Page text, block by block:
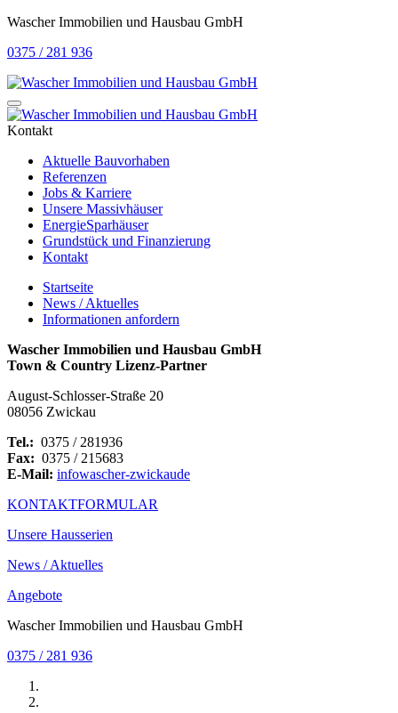
Wascher Immobilien und Hausbau GmbH
0375 / 281 936
Kontakt
Aktuelle Bauvorhaben
Referenzen
Jobs & Karriere
Unsere Massivhäuser
EnergieSparhäuser
Grundstück und Finanzierung
Kontakt
Startseite
News / Aktuelles
Informationen anfordern
Wascher Immobilien und Hausbau GmbH
Town & Country Lizenz-Partner
August-Schlosser-Straße 20
08056 Zwickau
Tel.: 0375 / 281936
Fax: 0375 / 215683
E-Mail: infowascher-zwickaude
KONTAKTFORMULAR
Unsere Hausserien
News / Aktuelles
Angebote
Wascher Immobilien und Hausbau GmbH
0375 / 281 936